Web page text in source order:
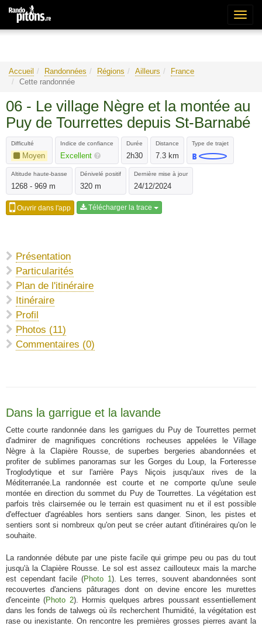
Accueil Randonnées Régions Ailleurs
France
Cette randonnée
06 - Le village Nègre et la montée au
Puy de Tourrettes depuis St-Barnabé
Difficulté
Moyen
Indice de confiance
Excellent
Durée
2h30
Distance
7.3 km
Type de trajet
Altitude haute-basse
1268 - 969 m
Dénivelé positif
320 m
Dernière mise à jour
24/12/2024
Ouvrir dans l'app Télécharger la trace
Présentation
Particularités
Plan de l'itinéraire
Itinéraire
Profil
Photos (11)
Commentaires (0)
Dans la garrigue et la lavande
Cette courte randonnée dans les garrigues du Puy de Tourrettes permet
d'admirer de magnifiques concrétions rocheuses appelées le Village
Nègre à la Clapière Rousse, de superbes bergeries abandonnées et
profiter de sublimes panoramas sur les Gorges du Loup, la Forteresse
Troglodytique et sur l'arrière Pays Niçois jusqu'aux rives de la
Méditerranée.La randonnée est courte et ne comporte qu'une seule
montée en direction du sommet du Puy de Tourrettes. La végétation est
parfois très clairsemée ou le terrain est quasiment nu et il est possible
d'effectuer d'agréables hors sentiers sans danger. Sinon, les pistes et
sentiers sont si nombreux qu'on peut se créer autant d'itinéraires qu'on le
souhaite.
La randonnée débute par une piste facile qui grimpe peu ou pas du tout
jusqu'à la Clapière Rousse. Le sol est assez caillouteux mais la marche
est cependant facile (Photo 1). Les terres, souvent abandonnées sont
recouvertes d'anciens pâturages dont on devine encore les murettes
d'enceinte (Photo 2). Hormis quelques arbres poussant essentiellement
dans les fonds de talwegs où ils recherchent l'humidité, la végétation est
rase ou inexistante. On rencontre les premières grosses pierres avant la